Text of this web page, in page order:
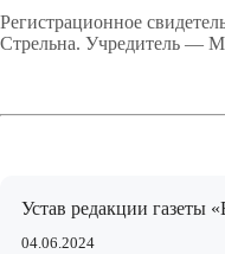
Регистрационное
Стрельна. Учредитель —
Устав редакции газеты
04.06.2024